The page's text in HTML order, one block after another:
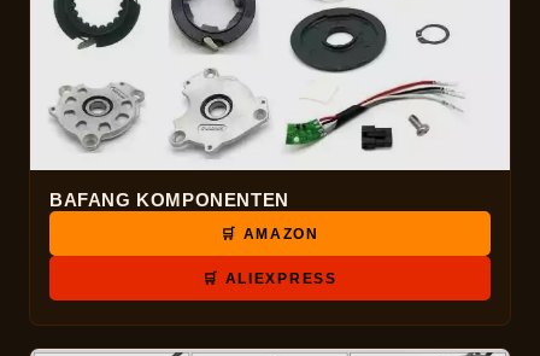
BAFANG KOMPONENTEN
🛒 AMAZON
🛒 ALIEXPRESS